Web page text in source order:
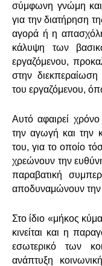
σύμφωνη γνώμη και
για την διατήρηση
αγορά ή η
κάλυψη των
εργαζόμενου,
στην
του εργαζόμενου,
Αυτό αφαιρεί
την αγωγή και την
του, για το οποίο
χρεώνουν την
παραβατική
αποδυναμώνουν την
Στο ίδιο «μήκος
κινείται και η
εσωτερικό των
ανάπτυξη